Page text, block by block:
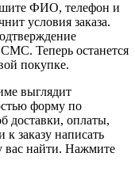
ФИО, телефон и
условия заказа.
Теперь останется
покупке.
выглядит
форму по
доставки, оплаты,
заказу написать
вас найти. Нажмите